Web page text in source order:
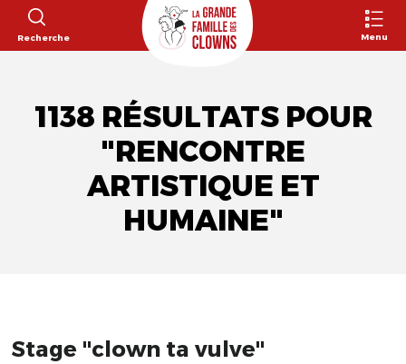
Recherche Menu
1138 RÉSULTATS POUR
"RENCONTRE
ARTISTIQUE ET
HUMAINE"
Stage "clown ta vulve"